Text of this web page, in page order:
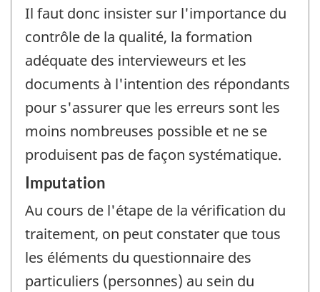
Il faut donc insister sur l'importance du
contrôle de la qualité, la formation
adéquate des intervieweurs et les
documents à l'intention des répondants
pour s'assurer que les erreurs sont les
moins nombreuses possible et ne se
produisent pas de façon systématique.
Imputation
Au cours de l'étape de la vérification du
traitement, on peut constater que tous
les éléments du questionnaire des
particuliers (personnes) au sein du